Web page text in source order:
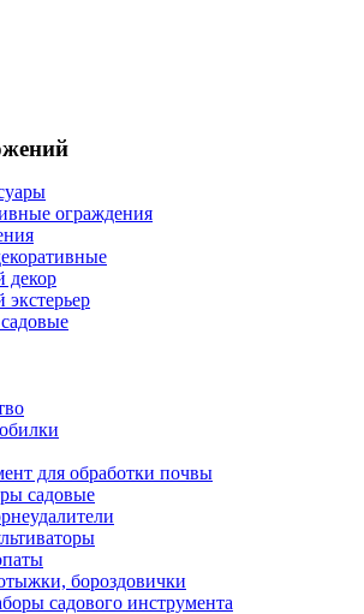
ограждения
декор
для обработки почвы
садовые
бороздовички
садового инструмента